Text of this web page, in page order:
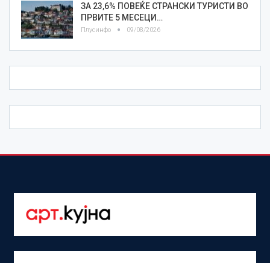
ЗА 23,6% ПОВЕЌЕ СТРАНСКИ ТУРИСТИ ВО
ПРВИТЕ 5 МЕСЕЦИ…
Плусинфо 09/08/2026